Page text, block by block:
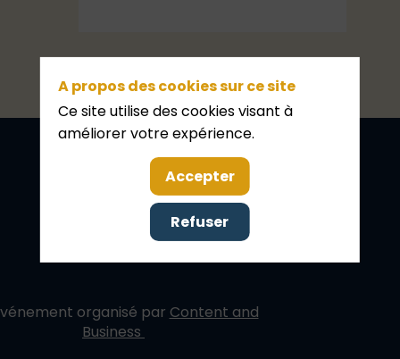
Contactez-nous
organisé par Content and
Business
Politique de confidentialité
A propos des cookies sur ce site
Ce site utilise des cookies visant à
améliorer votre expérience.
Accepter
Refuser